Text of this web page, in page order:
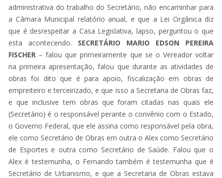
administrativa do trabalho do Secretário, não encaminhar para
a Câmara Municipal relatório anual, e que a Lei Orgânica diz
que é desrespeitar a Casa Legislativa, lapso, perguntou o que
esta acontecendo. SECRETÁRIO MARIO EDSON PEREIRA
FISCHER – falou que primeiramente que se o Vereador voltar
na primeira apresentação, falou que durante as atividades de
obras foi dito que é para apoio, fiscalização em obras de
empreiteiro e terceirizado, e que isso a Secretaria de Obras faz,
e que inclusive tem obras que foram citadas nas quais ele
(Secretário) é o responsável perante o convênio com o Estado,
o Governo Federal, que ele assina como responsável pela obra,
ele como Secretário de Obras em outra o Alex como Secretário
de Esportes e outra como Secretário de Saúde. Falou que o
Alex é testemunha, o Fernando também é testemunha que é
Secretário de Urbanismo, e que a Secretaria de Obras estava